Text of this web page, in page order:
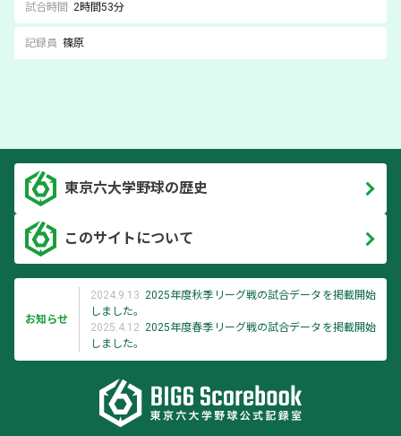
試合時間 2時間53分
記録員 篠原
東京六大学野球の歴史
このサイトについて
お知らせ
2024.9.13 2025年度秋季リーグ戦の試合データを掲載開始
しました。
2025.4.12 2025年度春季リーグ戦の試合データを掲載開始
しました。